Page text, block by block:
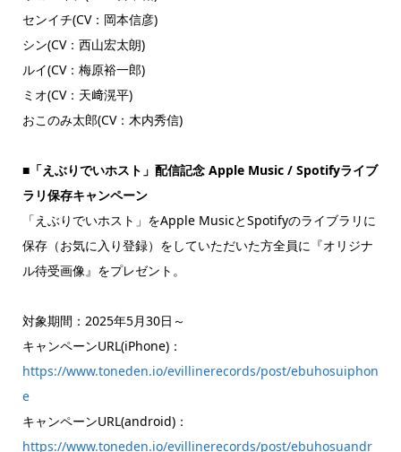
センイチ(CV：岡本信彦)
シン(CV：西山宏太朗)
ルイ(CV：梅原裕一郎)
ミオ(CV：天﨑滉平)
おこのみ太郎(CV：木内秀信)
■「えぶりでいホスト」配信記念 Apple Music / Spotifyライブ
ラリ保存キャンペーン
「えぶりでいホスト」をApple MusicとSpotifyのライブラリに
保存（お気に入り登録）をしていただいた方全員に『オリジナ
ル待受画像』をプレゼント。
対象期間：2025年5月30日～
キャンペーンURL(iPhone)：
https://www.toneden.io/evillinerecords/post/ebuhosuiphon
e
キャンペーンURL(android)：
https://www.toneden.io/evillinerecords/post/ebuhosuandr